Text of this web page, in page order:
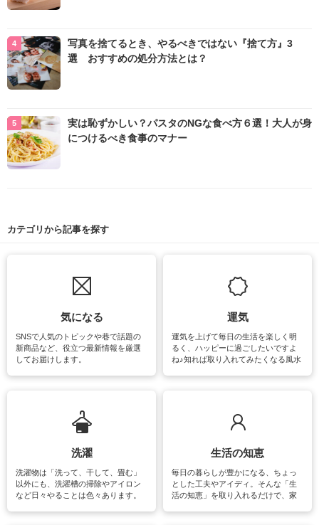
写真を捨てるとき、やるべきではない『捨て方』3
選 おすすめの処分方法とは？
実は恥ずかしい？パスタのNGな食べ方６選！大人が身
につけるべき食事のマナー
カテゴリから記事を探す
気になる
SNSで人気のトピックや巷で話題の
新商品など、役立つ最新情報を厳選
してお届けします。
運気
運気を上げて毎日の生活を楽しく明
るく、ハッピーに過ごしたいですよ
ね♪知れば取り入れてみたくなる風水
洗濯
洗濯物は「洗って、干して、畳む」
以外にも、洗濯槽の掃除やアイロン
など日々やることは色々あります。
生活の知恵
毎日の暮らしが豊かになる、ちょっ
とした工夫やアイディ。そんな「生
活の知恵」を取り入れるだけで、家